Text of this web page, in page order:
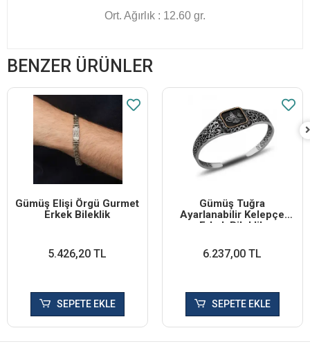
Ort. Ağırlık : 12.60 gr.
BENZER ÜRÜNLER
Gümüş Elişi Örgü Gurmet
Erkek Bileklik
5.426,20 TL
SEPETE EKLE
Gümüş Tuğra
Ayarlanabilir Kelepçe
Erkek Bileklik
6.237,00 TL
SEPETE EKLE